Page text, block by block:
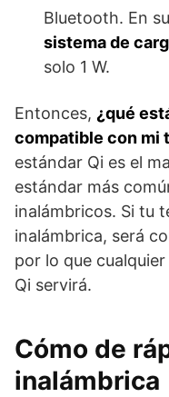
Bluetooth. En
sistema de
solo 1 W.
Entonces, ¿qué
compatible con mi
estándar Qi es el
estándar más
inalámbricos. Si tu
inalámbrica, será
por lo que
Qi servirá.
Cómo de
inalámbrica